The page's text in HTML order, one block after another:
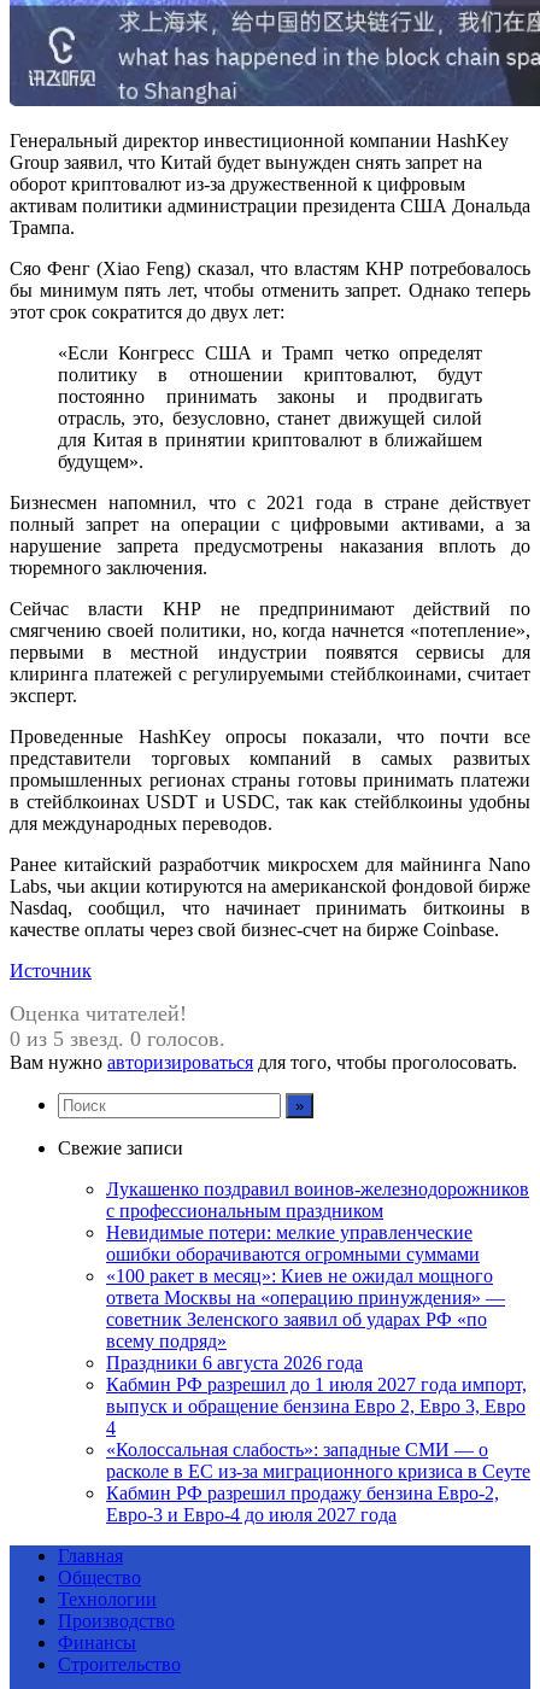
Генеральный директор инвестиционной компании HashKey
Group заявил, что Китай будет вынужден снять запрет на
оборот криптовалют из-за дружественной к цифровым
активам политики администрации президента США Дональда
Трампа.
Сяо Фенг (Xiao Feng) сказал, что властям КНР потребовалось
бы минимум пять лет, чтобы отменить запрет. Однако теперь
этот срок сократится до двух лет:
«Если Конгресс США и Трамп четко определят
политику в отношении криптовалют, будут
постоянно принимать законы и продвигать
отрасль, это, безусловно, станет движущей силой
для Китая в принятии криптовалют в ближайшем
будущем».
Бизнесмен напомнил, что с 2021 года в стране действует
полный запрет на операции с цифровыми активами, а за
нарушение запрета предусмотрены наказания вплоть до
тюремного заключения.
Сейчас власти КНР не предпринимают действий по
смягчению своей политики, но, когда начнется «потепление»,
первыми в местной индустрии появятся сервисы для
клиринга платежей с регулируемыми стейблкоинами, считает
эксперт.
Проведенные HashKey опросы показали, что почти все
представители торговых компаний в самых развитых
промышленных регионах страны готовы принимать платежи
в стейблкоинах USDT и USDC, так как стейблкоины удобны
для международных переводов.
Ранее китайский разработчик микросхем для майнинга Nano
Labs, чьи акции котируются на американской фондовой бирже
Nasdaq, сообщил, что начинает принимать биткоины в
качестве оплаты через свой бизнес-счет на бирже Coinbase.
Источник
Оценка читателей!
0 из 5 звезд. 0 голосов.
Вам нужно авторизироваться для того, чтобы проголосовать.
Свежие записи
Лукашенко поздравил воинов-железнодорожников
с профессиональным праздником
Невидимые потери: мелкие управленческие
ошибки оборачиваются огромными суммами
«100 ракет в месяц»: Киев не ожидал мощного
ответа Москвы на «операцию принуждения» —
советник Зеленского заявил об ударах РФ «по
всему подряд»
Праздники 6 августа 2026 года
Кабмин РФ разрешил до 1 июля 2027 года импорт,
выпуск и обращение бензина Евро 2, Евро 3, Евро
4
«Колоссальная слабость»: западные СМИ — о
расколе в ЕС из-за миграционного кризиса в Сеуте
Кабмин РФ разрешил продажу бензина Евро-2,
Евро-3 и Евро-4 до июля 2027 года
Главная
Общество
Технологии
Производство
Финансы
Строительство